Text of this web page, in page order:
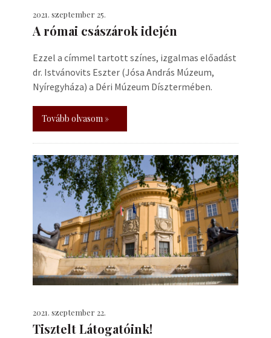
2021. szeptember 25.
A római császárok idején
Ezzel a címmel tartott színes, izgalmas előadást
dr. Istvánovits Eszter (Jósa András Múzeum,
Nyíregyháza) a Déri Múzeum Dísztermében.
Tovább olvasom »
2021. szeptember 22.
Tisztelt Látogatóink!